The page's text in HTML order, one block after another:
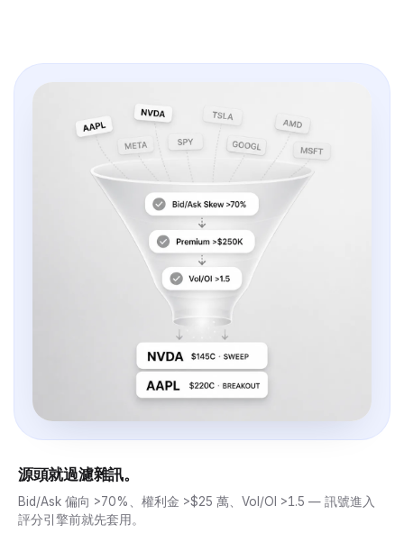
源頭就過濾雜訊。
Bid/Ask 偏向 >70%、權利金 >$25 萬、Vol/OI >1.5 — 訊號進入
評分引擎前就先套用。